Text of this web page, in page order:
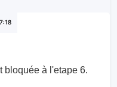
bloquée à l'etape 6.